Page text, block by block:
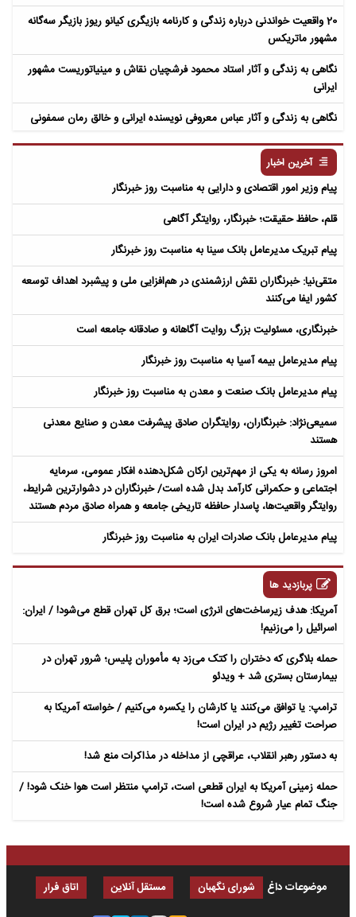
20 واقعیت خواندنی درباره زندگی و کارنامه بازیگری کیانو ریوز بازیگر سه‌گانه
مشهور ماتریکس
نگاهی به زندگی و آثار استاد محمود فرشچیان نقاش و مینیاتوریست مشهور
ایرانی
نگاهی به زندگی و آثار عباس معروفی نویسنده ایرانی و خالق رمان سمفونی
آخرین اخبار
پیام وزیر امور اقتصادی و دارایی به مناسبت روز خبرنگار
قلم، حافظ حقیقت؛ خبرنگار، روایتگر آگاهی
پیام تبریک مدیرعامل بانک سینا به مناسبت روز خبرنگار
متقی‌نیا: خبرنگاران نقش ارزشمندی در هم‌افزایی ملی و پیشبرد اهداف توسعه
کشور ایفا می‌کنند
خبرنگاری، مسئولیت بزرگ روایت آگاهانه و صادقانه جامعه است
پیام مدیرعامل بیمه آسیا به مناسبت روز خبرنگار
پیام مدیرعامل بانک صنعت و معدن به مناسبت روز خبرنگار
سمیعی‌نژاد: خبرنگاران، روایتگران صادق پیشرفت معدن و صنایع معدنی
هستند
امروز رسانه به یکی از مهم‌ترین ارکان شکل‌دهنده افکار عمومی، سرمایه
اجتماعی و حکمرانی کارآمد بدل شده است/ خبرنگاران در دشوارترین شرایط،
روایتگر واقعیت‌ها، پاسدار حافظه تاریخی جامعه و همراه صادق مردم هستند
پیام مدیرعامل بانک صادرات ایران به مناسبت روز خبرنگار
پربازدید ها
آمریکا: هدف زیرساخت‌های انرژی است؛ برق کل تهران قطع می‌شود! / ایران:
اسرائیل را می‌زنیم!
حمله بلاگری که دختران را کتک می‌زد به مأموران پلیس؛ شرور تهران در
بیمارستان بستری شد + ویدئو
ترامپ: یا توافق می‌کنند یا کارشان را یکسره می‌کنیم / خواسته آمریکا به
صراحت تغییر رژیم در ایران است!
به دستور رهبر انقلاب، عراقچی از مداخله در مذاکرات منع شد!
حمله زمینی آمریکا به ایران قطعی است، ترامپ منتظر است هوا خنک شود! /
جنگ تمام عیار شروع شده است!
موضوعات داغ شورای نگهبان مستقل آنلاین اتاق فرار